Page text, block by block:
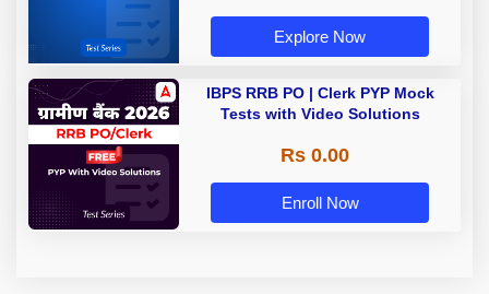
Explore Now
IBPS RRB PO | Clerk PYP Mock
Tests with Video Solutions
Rs 0.00
Enroll Now